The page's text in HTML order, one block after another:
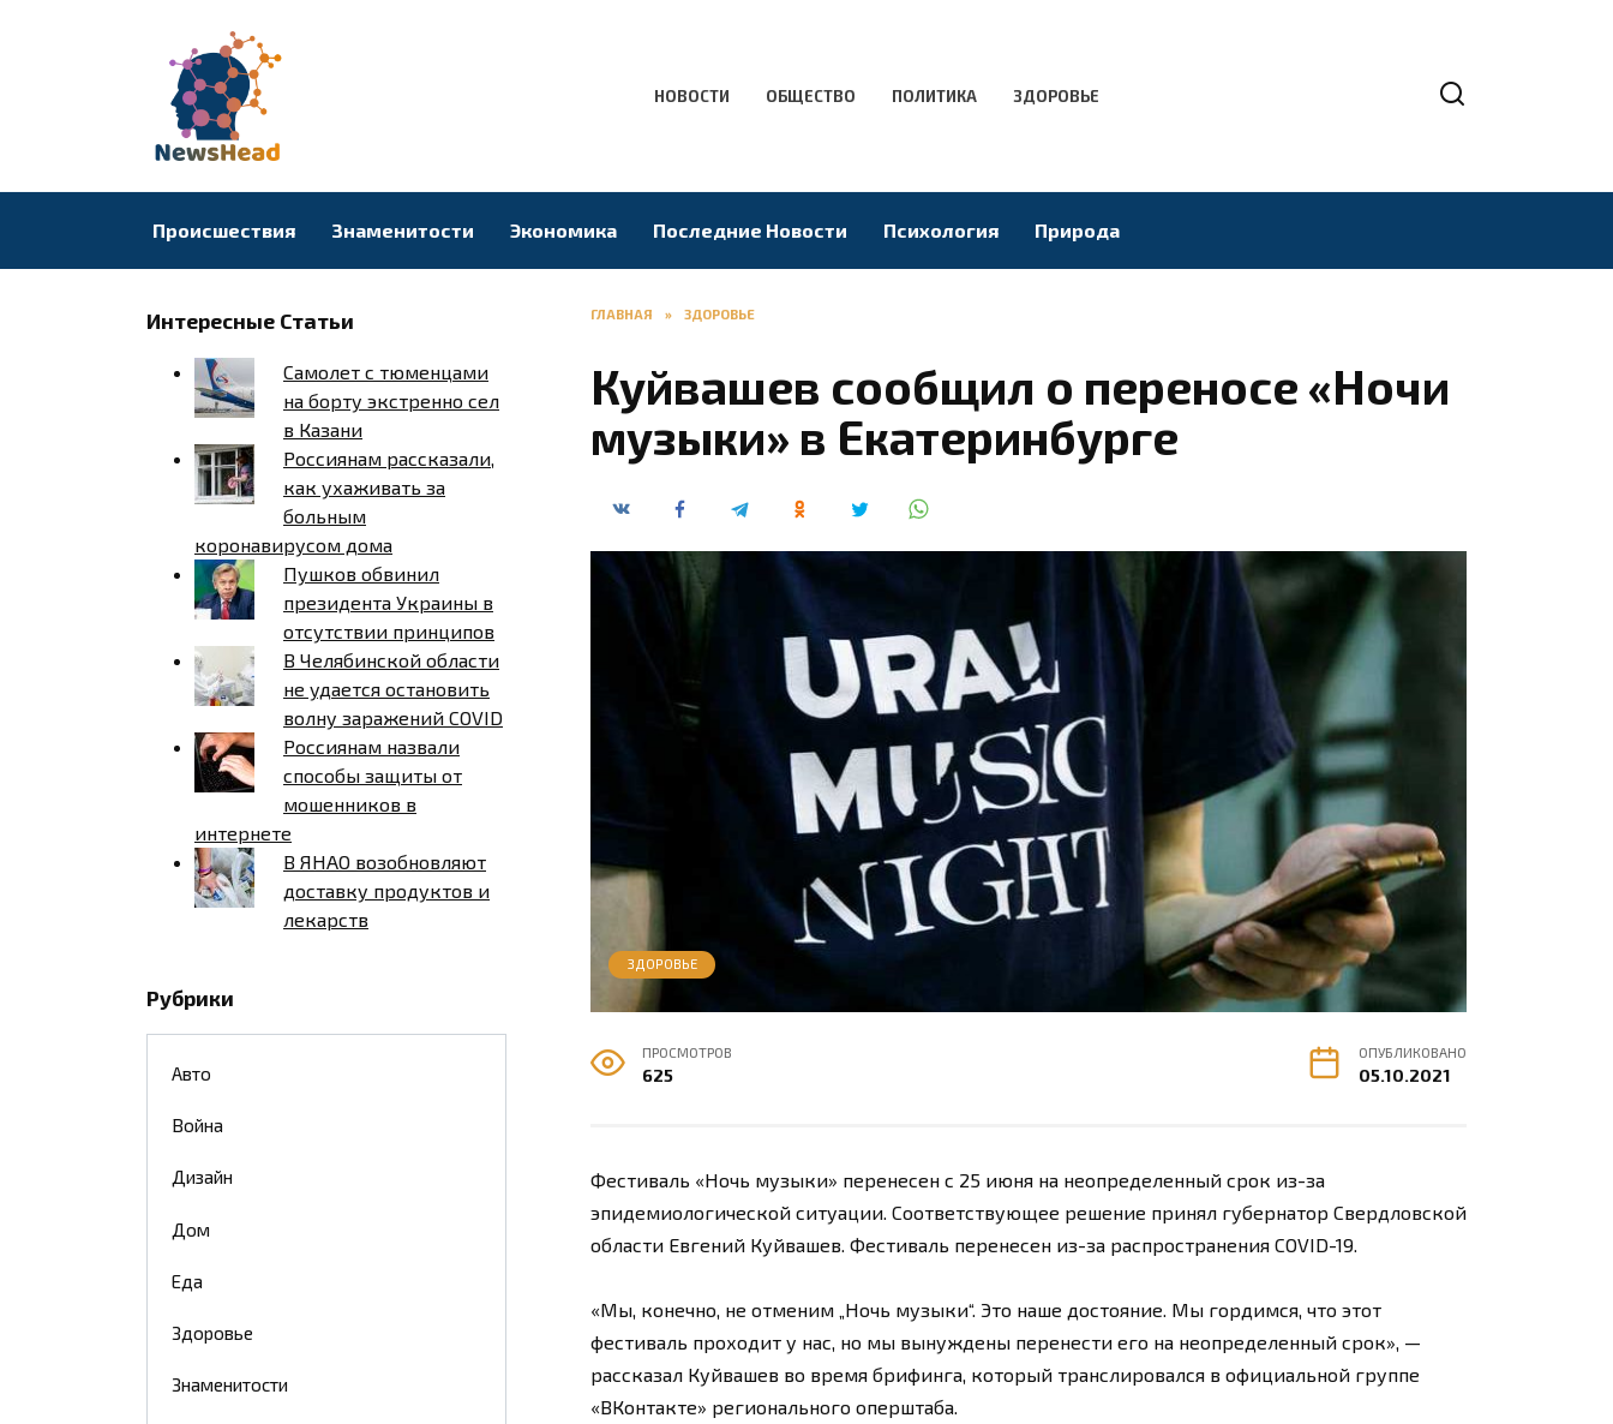
НОВОСТИ ОБЩЕСТВО ПОЛИТИКА ЗДОРОВЬЕ
Происшествия Знаменитости Экономика Последние Новости Психология Природа
ГЛАВНАЯ » ЗДОРОВЬЕ
Куйвашев сообщил о переносе «Ночи
музыки» в Екатеринбурге
ЗДОРОВЬЕ
ПРОСМОТРОВ
625
ОПУБЛИКОВАНО
05.10.2021
Фестиваль «Ночь музыки» перенесен с 25 июня на неопределенный срок из-за
эпидемиологической ситуации. Соответствующее решение принял губернатор Свердловской
области Евгений Куйвашев. Фестиваль перенесен из-за распространения COVID-19.
«Мы, конечно, не отменим „Ночь музыки“. Это наше достояние. Мы гордимся, что этот
фестиваль проходит у нас, но мы вынуждены перенести его на неопределенный срок», —
рассказал Куйвашев во время брифинга, который транслировался в официальной группе
«ВКонтакте» регионального оперштаба.
Интересные Статьи
Самолет с тюменцами
на борту экстренно сел
в Казани
Россиянам рассказали,
как ухаживать за
больным
коронавирусом дома
Пушков обвинил
президента Украины в
отсутствии принципов
В Челябинской области
не удается остановить
волну заражений COVID
Россиянам назвали
способы защиты от
мошенников в
интернете
В ЯНАО возобновляют
доставку продуктов и
лекарств
Рубрики
Авто
Война
Дизайн
Дом
Еда
Здоровье
Знаменитости